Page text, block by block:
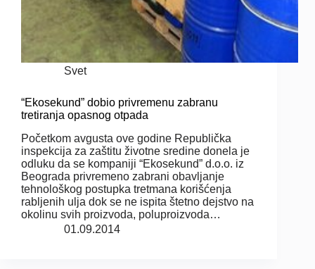
Svet
“Ekosekund” dobio privremenu zabranu
tretiranja opasnog otpada
Početkom avgusta ove godine Republička
inspekcija za zaštitu životne sredine donela je
odluku da se kompaniji “Ekosekund” d.o.o. iz
Beograda privremeno zabrani obavljanje
tehnološkog postupka tretmana korišćenja
rabljenih ulja dok se ne ispita štetno dejstvo na
okolinu svih proizvoda, poluproizvoda…
01.09.2014